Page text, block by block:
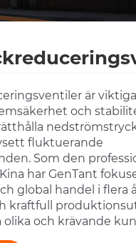
är
och
fluktuerande
Som den
har GenTant
global handel i flera
kraftfull
och krävande